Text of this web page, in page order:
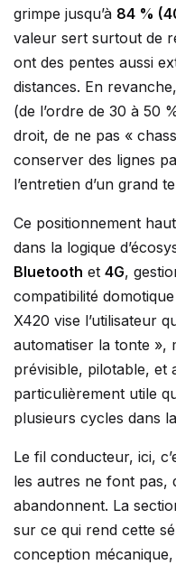
grimpe jusqu’à 84 %
valeur sert surtout de
ont des pentes aussi
distances. En
(de l’ordre de 30 à 50
droit, de ne pas «
conserver des lignes
l’entretien d’un grand
Ce positionnement
dans la logique
Bluetooth et 4G,
compatibilité
X420 vise l’utilisateur
automatiser la tonte »,
prévisible, pilotable, et
particulièrement utile
plusieurs cycles dans
Le fil conducteur, ici,
les autres ne font pas,
abandonnent. La
sur ce qui rend cette
conception